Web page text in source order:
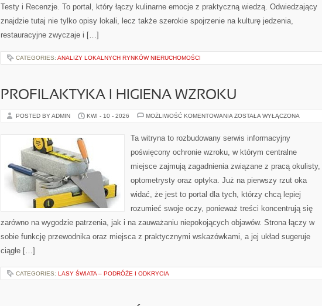
Testy i Recenzje. To portal, który łączy kulinarne emocje z praktyczną wiedzą. Odwiedzający
znajdzie tutaj nie tylko opisy lokali, lecz także szerokie spojrzenie na kulturę jedzenia,
restauracyjne zwyczaje i […]
CATEGORIES: ANALIZY LOKALNYCH RYNKÓW NIERUCHOMOŚCI
PROFILAKTYKA I HIGIENA WZROKU
POSTED BY ADMIN KWI - 10 - 2026 MOŻLIWOŚĆ KOMENTOWANIA PROFILAKTYKA
WZROKU
ZOSTAŁA WYŁĄCZONA
Ta witryna to rozbudowany serwis informacyjny
poświęcony ochronie wzroku, w którym centralne
miejsce zajmują zagadnienia związane z pracą okulisty,
optometrysty oraz optyka. Już na pierwszy rzut oka
widać, że jest to portal dla tych, którzy chcą lepiej
rozumieć swoje oczy, ponieważ treści koncentrują się
zarówno na wygodzie patrzenia, jak i na zauważaniu niepokojących objawów. Strona łączy w
sobie funkcję przewodnika oraz miejsca z praktycznymi wskazówkami, a jej układ sugeruje
ciągłe […]
CATEGORIES: LASY ŚWIATA – PODRÓŻE I ODKRYCIA